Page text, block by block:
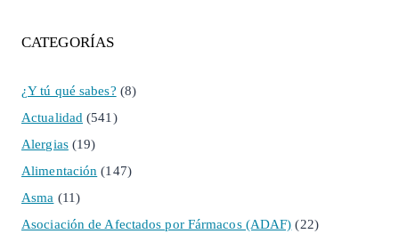
CATEGORÍAS
¿Y tú qué sabes? (8)
Actualidad (541)
Alergias(19)
Alimentación (147)
Asma (11)
Asociación de Afectados por Fármacos (ADAF) (22)